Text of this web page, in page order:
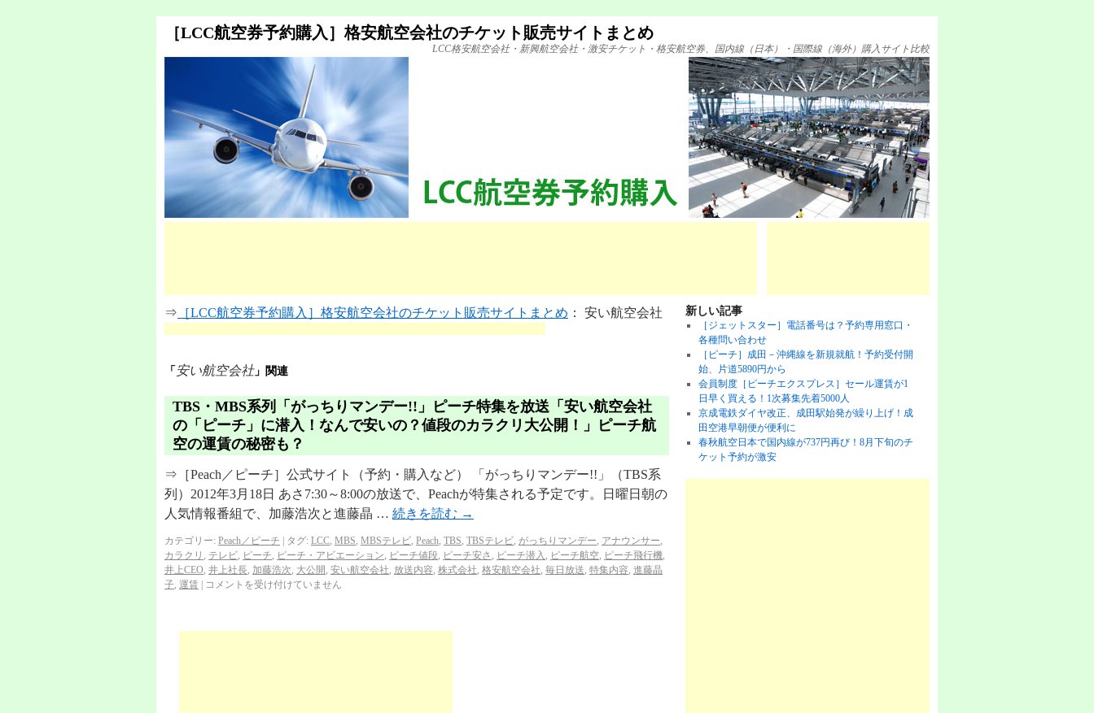
［LCC航空券予約購入］格安航空会社のチケット販売サイトまとめ
LCC格安航空会社・新興航空会社・激安チケット・格安航空券、国内線（日本）・国際線（海外）購入サイト比較
⇒ ［LCC航空券予約購入］格安航空会社のチケット販売サイトまとめ ： 安い航空会社
「 安い航空会社」関連
TBS・MBS系列「がっちりマンデー!!」ピーチ特集を放送「安い航空会社
の「ピーチ」に潜入！なんで安いの？値段のカラクリ大公開！」ピーチ航
空の運賃の秘密も？
⇒［Peach／ピーチ］公式サイト（予約・購入など） 「がっちりマンデー!!」（TBS系
列）2012年3月18日 あさ7:30～8:00の放送で、Peachが特集される予定です。日曜日朝の
人気情報番組で、加藤浩次と進藤晶 … 続きを読む →
カテゴリー: Peach／ピーチ タグ: LCC, MBS, MBSテレビ, Peach, TBS, TBSテレビ, がっちりマンデー, アナウンサー,
カラクリ , テレビ, ピーチ, ピーチ・アビエーション, ピーチ値段, ピーチ安さ , ピーチ潜入 , ピーチ航空, ピーチ飛行機,
井上CEO, 井上社長, 加藤浩次, 大公開 , 安い航空会社, 放送内容, 株式会社, 格安航空会社, 毎日放送, 特集内容, 進藤晶
子, 運賃 コメントを受け付けていません
新しい記事
［ジェットスター］電話番号は？予約専用窓口・
各種問い合わせ
［ピーチ］成田－沖縄線を新規就航！予約受付開
始、片道5890円から
会員制度［ピーチエクスプレス］セール運賃が1
日早く買える！1次募集先着5000人
京成電鉄ダイヤ改正、成田駅始発が繰り上げ！成
田空港早朝便が便利に
春秋航空日本で国内線が737円再び！8月下旬のチ
ケット予約が激安